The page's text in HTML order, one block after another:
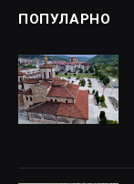
ПОПУЛАРНО